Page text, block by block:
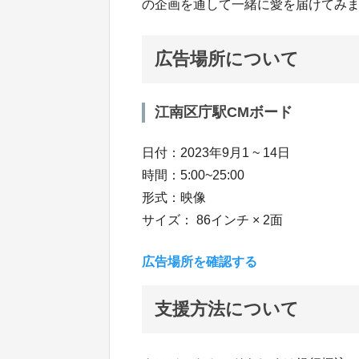
の企画を通して一緒に愛を届けてみ
広告場所について
江南区庁駅CMボード
日付：2023年9月1 ~ 14日
時間：5:00~25:00
形式：映像
サイズ： 86インチ × 2面
広告場所を確認する
支援方法について